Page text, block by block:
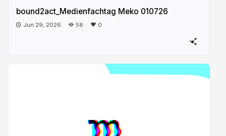
bound2act_Medienfachtag Meko 010726
Jun 29, 2026 58 0